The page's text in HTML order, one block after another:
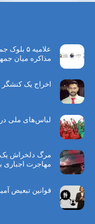
علاميه ۵
مذاکره میان
اخراج یک کنشگر
لباس‌های ملی
مرگ دلخراش یک
مهاجرت اجباری
قوانین تبعیض